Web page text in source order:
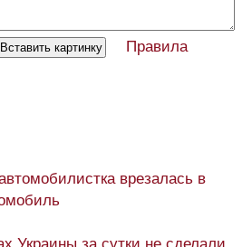
Правила
врезалась в
Украины за сутки не сделали